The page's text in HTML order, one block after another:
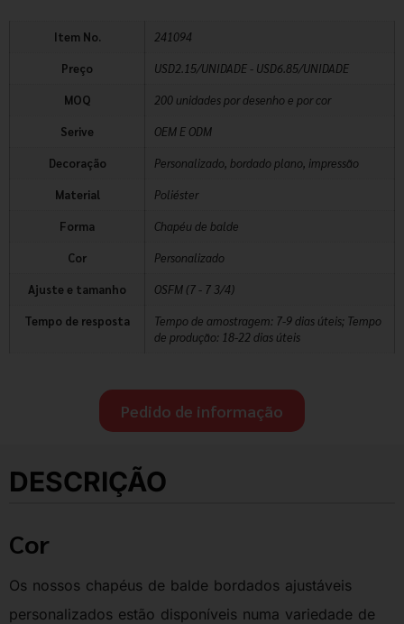
Item No. 241094
Preço USD2.15/UNIDADE - USD6.85/UNIDADE
MOQ 200 unidades por desenho e por cor
Serive OEM E ODM
Decoração Personalizado, bordado plano, impressão
Material Poliéster
Forma Chapéu de balde
Cor Personalizado
Ajuste e tamanho OSFM (7 - 7 3/4)
Tempo de resposta
Tempo de amostragem: 7-9 dias úteis; Tempo
de produção: 18-22 dias úteis
Pedido de informação
DESCRIÇÃO
Cor
Os nossos chapéus de balde bordados ajustáveis
personalizados estão disponíveis numa variedade de